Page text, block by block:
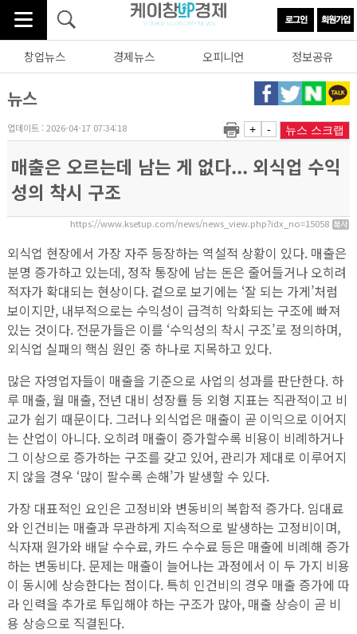
창업뉴스 경제뉴스 오피니언 정보공유
뉴스
업데이트 : 2026-04-17 07:34:18 + - 뉴스 스크랩
매출은 오르는데 남는 게 없다... 외식업 수익
성의 착시 구조
https://www.ksetup.com/news/news_view.php?idx_no=15058
외식업 현장에서 가장 자주 등장하는 역설적 상황이 있다. 매출은
분명 증가하고 있는데, 정작 통장에 남는 돈은 줄어들거나 오히려
적자가 확대되는 현상이다. 겉으로 보기에는 ‘잘 되는 가게’처럼
보이지만, 내부적으로는 수익성이 급격히 악화되는 구조에 빠져
있는 것이다. 전문가들은 이를 ‘수익성의 착시 구조’로 정의하며,
외식업 실패의 핵심 원인 중 하나로 지목하고 있다.
많은 자영업자들이 매출을 기준으로 사업의 성과를 판단한다. 하
루 매출, 월 매출, 전년 대비 성장률 등 외형 지표는 직관적이고 비
교가 쉽기 때문이다. 그러나 외식업은 매출이 곧 이익으로 이어지
는 산업이 아니다. 오히려 매출이 증가할수록 비용이 비례하거나
그 이상으로 증가하는 구조를 갖고 있어, 관리가 제대로 이루어지
지 않을 경우 ‘많이 팔수록 손해’가 발생할 수 있다.
가장 대표적인 요인은 고정비와 변동비의 복합적 증가다. 임대료
와 인건비는 매출과 무관하게 지속적으로 발생하는 고정비이며,
식자재 원가와 배달 수수료, 카드 수수료 등은 매출에 비례해 증가
하는 변동비다. 문제는 매출이 늘어나는 과정에서 이 두 가지 비용
이 동시에 상승한다는 점이다. 특히 인건비의 경우 매출 증가에 따
라 인력을 추가로 투입해야 하는 구조가 많아, 매출 상승이 곧 비
용 상승으로 직결된다.